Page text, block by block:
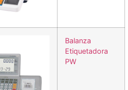
Balanza
Etiquetadora
PW